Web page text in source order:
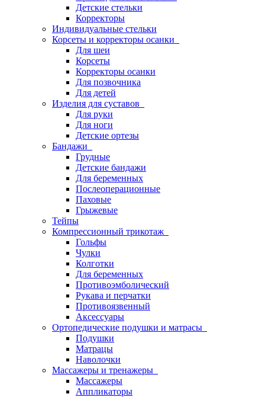
Детские стельки
Корректоры
Индивидуальные стельки
Корсеты и корректоры осанки
Для шеи
Корсеты
Корректоры осанки
Для позвочника
Для детей
Изделия для суставов
Для руки
Для ноги
Детские ортезы
Бандажи
Грудные
Детские бандажи
Для беременных
Послеоперационные
Паховые
Грыжевые
Тейпы
Компрессионный трикотаж
Гольфы
Чулки
Колготки
Для беременных
Противоэмболический
Рукава и перчатки
Противоязвенный
Аксессуары
Ортопедические подушки и матрасы
Подушки
Матрацы
Наволочки
Массажеры и тренажеры
Массажеры
Аппликаторы